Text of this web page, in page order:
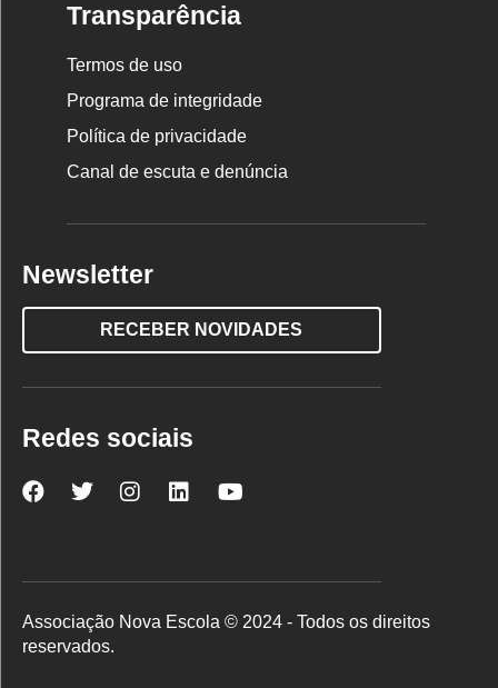
Transparência
Termos de uso
Programa de integridade
Política de privacidade
Canal de escuta e denúncia
Newsletter
RECEBER NOVIDADES
Redes sociais
Nova
Facebook
Nova
Twitter
Nova
Instagram
Nova
LinkedInYouTube
Associação Nova Escola © 2024 - Todos os direitos
reservados.